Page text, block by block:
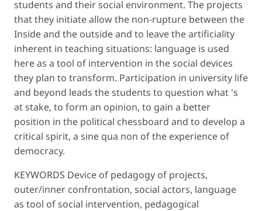
students and their social environment. The projects
that they initiate allow the non-rupture between the
Inside and the outside and to leave the artificiality
inherent in teaching situations: language is used
here as a tool of intervention in the social devices
they plan to transform. Participation in university life
and beyond leads the students to question what 's
at stake, to form an opinion, to gain a better
position in the political chessboard and to develop a
critical spirit, a sine qua non of the experience of
democracy.
KEYWORDS Device of pedagogy of projects,
outer/inner confrontation, social actors, language
as tool of social intervention, pedagogical